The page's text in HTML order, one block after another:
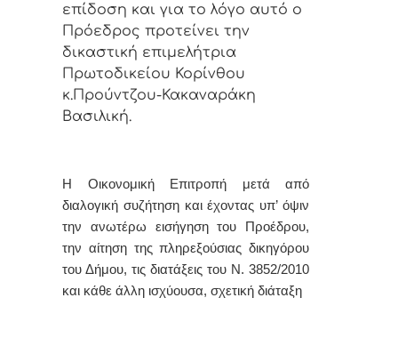
επίδοση και για το λόγο αυτό ο
Πρόεδρος προτείνει την
δικαστική επιμελήτρια
Πρωτοδικείου Κορίνθου
κ.Προύντζου-Κακαναράκη
Βασιλική.
Η Οικονομική Επιτροπή μετά από
διαλογική συζήτηση και έχοντας υπ’ όψιν
την ανωτέρω εισήγηση του Προέδρου,
την αίτηση της πληρεξούσιας δικηγόρου
του Δήμου, τις διατάξεις του Ν. 3852/2010
και κάθε άλλη ισχύουσα, σχετική διάταξη